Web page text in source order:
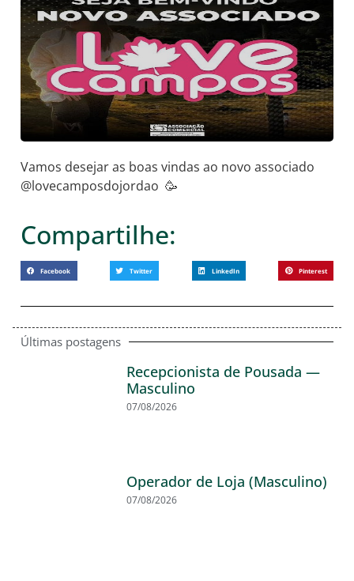
Vamos desejar as boas vindas ao novo associado
@lovecamposdojordao 🥳
Compartilhe:
Facebook Twitter LinkedIn Pinterest
Últimas postagens
Recepcionista de Pousada —
Masculino
07/08/2026
Operador de Loja (Masculino)
07/08/2026